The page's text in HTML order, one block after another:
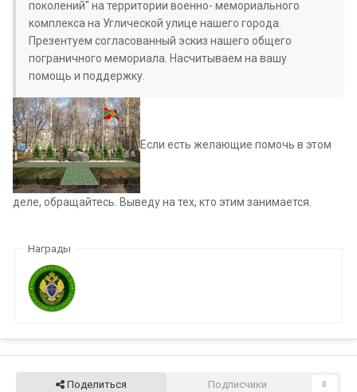
поколений" на территории военно- мемориального
комплекса на Углической улице нашего города.
Презентуем согласованный эскиз нашего общего
пограничного мемориала. Насчитываем на вашу
помощь и поддержку.
Если есть желающие помочь в этом
деле, обращайтесь. Выведу на тех, кто этим занимается.
Награды
Поделиться Подписчики 0